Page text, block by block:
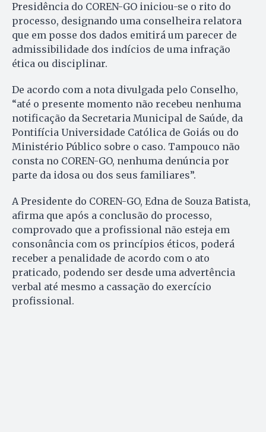
Presidência do COREN-GO iniciou-se o rito do
processo, designando uma conselheira relatora
que em posse dos dados emitirá um parecer de
admissibilidade dos indícios de uma infração
ética ou disciplinar.
De acordo com a nota divulgada pelo Conselho,
“até o presente momento não recebeu nenhuma
notificação da Secretaria Municipal de Saúde, da
Pontifícia Universidade Católica de Goiás ou do
Ministério Público sobre o caso. Tampouco não
consta no COREN-GO, nenhuma denúncia por
parte da idosa ou dos seus familiares”.
A Presidente do COREN-GO, Edna de Souza Batista,
afirma que após a conclusão do processo,
comprovado que a profissional não esteja em
consonância com os princípios éticos, poderá
receber a penalidade de acordo com o ato
praticado, podendo ser desde uma advertência
verbal até mesmo a cassação do exercício
profissional.